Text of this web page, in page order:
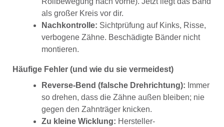
als großer Kreis vor dir.
Nachkontrolle: Sichtprüfung auf Kinks, Risse,
verbogene Zähne. Beschädigte Bänder nicht
montieren.
Häufige Fehler (und wie du sie vermeidest)
Reverse-Bend (falsche Drehrichtung): Immer
so drehen, dass die Zähne außen bleiben; nie
gegen den Zahnträger knicken.
Zu kleine Wicklung: Hersteller-